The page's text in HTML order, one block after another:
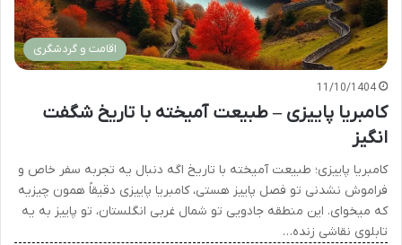
اقامت و گردشگری
11/10/1404
کامبریا پاییزی – طبیعت آمیخته با تاریخ شگفت
انگیز
کامبریا پاییزی؛ طبیعت آمیخته با تاریخ اگه دنبال یه تجربه سفر خاص و
فراموش نشدنی تو فصل پاییز هستی، کامبریا پاییزی دقیقاً همون چیزیه
که میخوای. این منطقه جادویی تو شمال غربی انگلستان، تو پاییز به یه
تابلوی نقاشی زنده…